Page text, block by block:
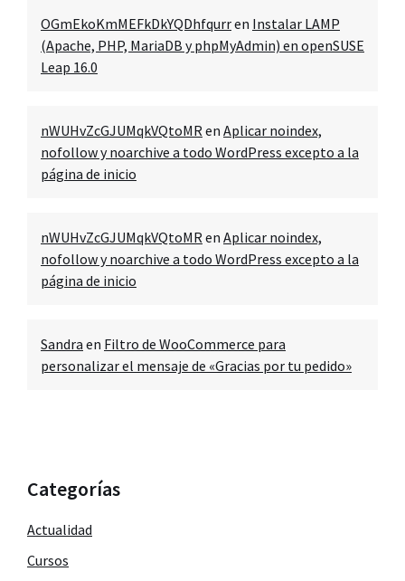
OGmEkoKmMEFkDkYQDhfqurren Instalar LAMP
(Apache, PHP, MariaDB y phpMyAdmin) en openSUSE
Leap 16.0
nWUHvZcGJUMqkVQtoMRen Aplicar noindex,
nofollow y noarchive a todo WordPress excepto a la
página de inicio
nWUHvZcGJUMqkVQtoMRen Aplicar noindex,
nofollow y noarchive a todo WordPress excepto a la
página de inicio
Sandra en Filtro de WooCommerce para
personalizar el mensaje de «Gracias por tu pedido»
Categorías
Actualidad
Cursos